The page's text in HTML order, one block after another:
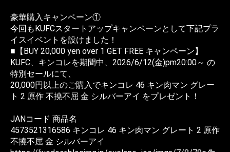
豪華購入キャンペーン①
今回もKUFCスタートアップキャンペーンとして下記プラ
イスイベントを設けました！
■【BUY 20,000 yen over 1 GET FREE キャンペーン】
KUFC、キンコレを期間中、2026/6/12(金)pm20:00～ の
特別セールにて、
20,000円以上のご購入でキンコレ 46 キン肉マン グレー
ト 2 原作 不撓不屈 金 シルバーアイ をプレゼント！
JANコード 商品名
4573521316586 キンコレ 46 キン肉マン グレート 2 原作
不撓不屈 金 シルバーアイ